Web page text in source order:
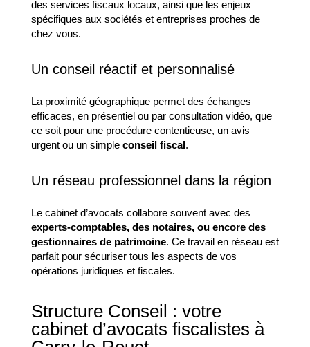
des services fiscaux locaux, ainsi que les enjeux
spécifiques aux sociétés et entreprises proches de
chez vous.
Un conseil réactif et personnalisé
La proximité géographique permet des échanges
efficaces, en présentiel ou par consultation vidéo, que
ce soit pour une procédure contentieuse, un avis
urgent ou un simple conseil fiscal.
Un réseau professionnel dans la région
Le cabinet d’avocats collabore souvent avec des
experts-comptables, des notaires, ou encore des
gestionnaires de patrimoine. Ce travail en réseau est
parfait pour sécuriser tous les aspects de vos
opérations juridiques et fiscales.
Structure Conseil : votre
cabinet d’avocats fiscalistes à